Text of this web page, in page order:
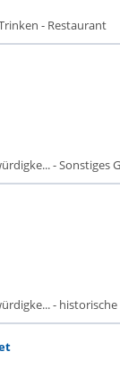
- Restaurant
- Sonstiges
- historische